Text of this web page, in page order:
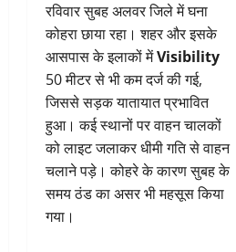
रविवार सुबह अलवर जिले में घना
कोहरा छाया रहा। शहर और इसके
आसपास के इलाकों मेंVisibility
50 मीटर से भी कम दर्ज की गई,
जिससे सड़क यातायात प्रभावित
हुआ। कई स्थानों पर वाहन चालकों
को लाइट जलाकर धीमी गति से वाहन
चलाने पड़े। कोहरे के कारण सुबह के
समय ठंड का असर भी महसूस किया
गया।